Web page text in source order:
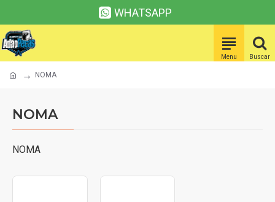
WHATSAPP
NOMA
NOMA
NOMA